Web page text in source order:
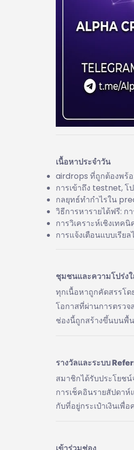
เนื้อหาประจำวัน
airdrops ที่ถูกต้องพร้
การเข้าถึง testnet,
กลยุทธ์ทำกำไรใน
วิธีการหารายได้ฟรี: ก
การวิเคราะห์เชิงเทค
การแจ้งเตือนแบบเรีย
ชุมชนและความโปร่ง
ทุกเนื้อหาถูกคัดสรรโ
โอกาสที่ผ่านการตรวจ
ช่องนี้ถูกสร้างขึ้นบนพื้
รางวัลและระบบ
สมาชิกได้รับประโยช
การเช็คอินรายสัปดา
กับที่อยู่กระเป๋าเงินเพื่
เข้าร่วมช่อง